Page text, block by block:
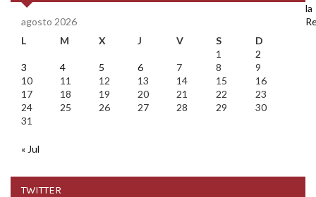
agosto 2026
L
M X J V S
D
1
2
3
4 5 6 7 8
9
10
11 12 13 14 15
16
17
18 19 20 21 22
23
24
25 26 27 28 29
30
31
« Jul
TWITTER